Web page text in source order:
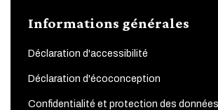
Informations générales
Déclaration d'accessibilité
Déclaration d'écoconception
Confidentialité et protection des données